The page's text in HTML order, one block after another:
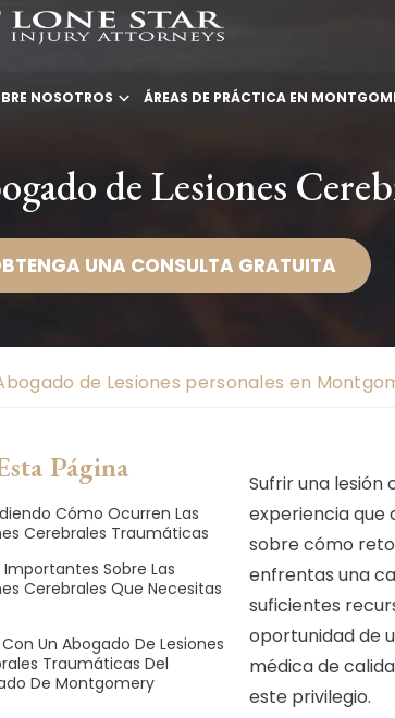
NOSOTROS ÁREAS DE PRÁCTICA EN
de Lesiones
UNA CONSULTA GRATUITA
de Lesiones personales en
Página
Cómo Ocurren Las
Cerebrales Traumáticas
Sobre Las
Cerebrales Que Necesitas
Un Abogado De Lesiones
Traumáticas Del
De Montgomery
Sufrir una
experiencia que
sobre cómo
enfrentas una
suficientes
oportunidad de
médica de
este privilegio.